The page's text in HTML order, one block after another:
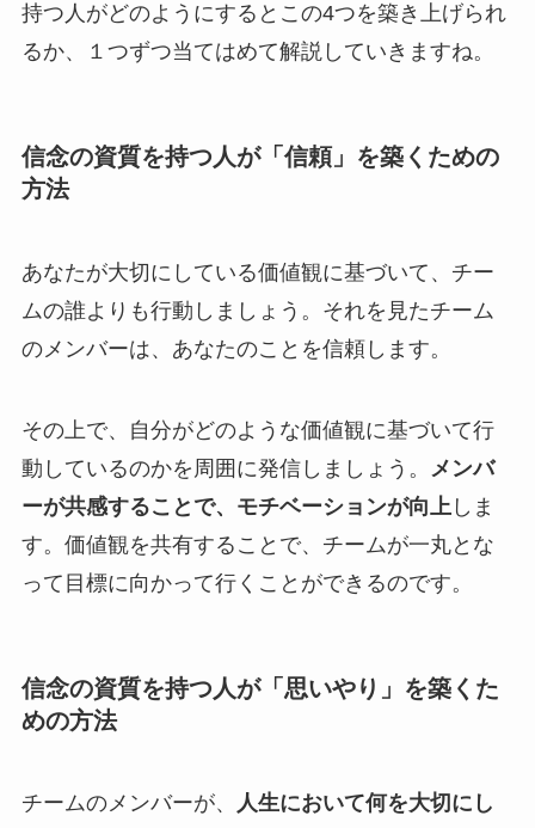
持つ人がどのようにするとこの4つを築き上げられ
るか、１つずつ当てはめて解説していきますね。
信念の資質を持つ人が「信頼」を築くための
方法
あなたが大切にしている価値観に基づいて、チー
ムの誰よりも行動しましょう。それを見たチーム
のメンバーは、あなたのことを信頼します。
その上で、自分がどのような価値観に基づいて行
動しているのかを周囲に発信しましょう。
メンバ
ーが共感することで、モチベーションが向上 しま
す。価値観を共有することで、チームが一丸とな
って目標に向かって行くことができるのです。
信念の資質を持つ人が「思いやり」を築くた
めの方法
チームのメンバーが、
人生において何を大切にし